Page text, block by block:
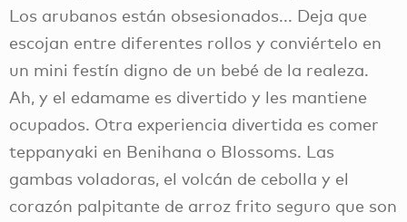
Los arubanos están obsesionados... Deja que
escojan entre diferentes rollos y conviértelo en
un mini festín digno de un bebé de la realeza.
Ah, y el edamame es divertido y les mantiene
ocupados. Otra experiencia divertida es comer
teppanyaki en Benihana o Blossoms. Las
gambas voladoras, el volcán de cebolla y el
corazón palpitante de arroz frito seguro que son